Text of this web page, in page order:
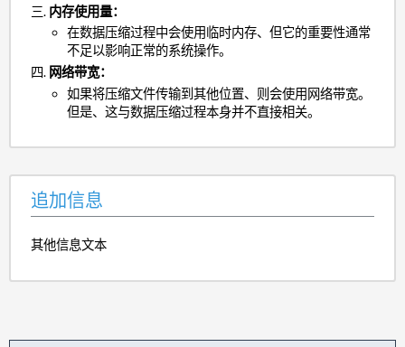
内存使用量：
在数据压缩过程中会使用临时内存、但它的重要性通常
不足以影响正常的系统操作。
网络带宽：
如果将压缩文件传输到其他位置、则会使用网络带宽。
但是、这与数据压缩过程本身并不直接相关。
追加信息
其他信息文本